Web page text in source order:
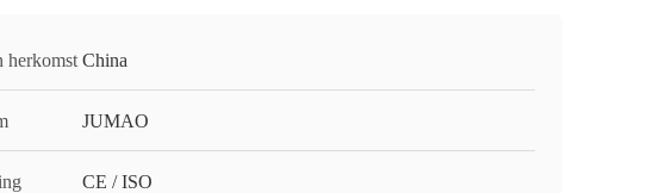
herkomst China
JUMAO
CE / ISO